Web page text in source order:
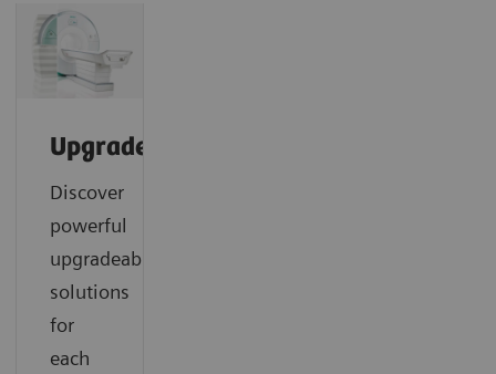
Upgrades
Discover
powerful
upgradeability
solutions
for
each